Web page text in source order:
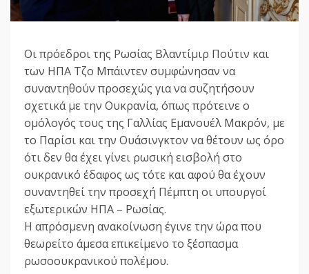
Οι πρόεδροι της Ρωσίας Βλαντίμιρ Πούτιν και
των ΗΠΑ Τζο Μπάιντεν συμφώνησαν να
συναντηθούν προσεχώς για να συζητήσουν
σχετικά με την Ουκρανία, όπως πρότεινε ο
ομόλογός τους της Γαλλίας Εμανουέλ Μακρόν, με
το Παρίσι και την Ουάσινγκτον να θέτουν ως όρο
ότι δεν θα έχει γίνει ρωσική εισβολή στο
ουκρανικό έδαφος ως τότε και αφού θα έχουν
συναντηθεί την προσεχή Πέμπτη οι υπουργοί
εξωτερικών ΗΠΑ – Ρωσίας.
Η απρόσμενη ανακοίνωση έγινε την ώρα που
θεωρείτο άμεσα επικείμενο το ξέσπασμα
ρωσοουκρανικού πολέμου.